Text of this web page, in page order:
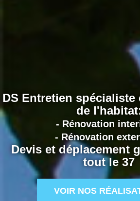
DS Entretien spécialiste
de
- Rénovation
- Rénovation
Devis et déplacement
tout le 37
VOIR NOS